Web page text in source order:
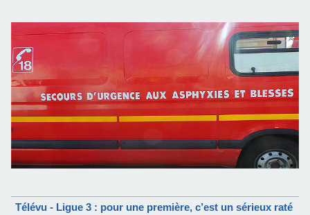
Télévu - Ligue 3 : pour une première, c’est un sérieux raté